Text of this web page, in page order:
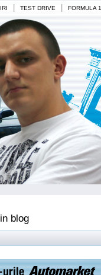
TEST DRIVE FORMULA 1
blog